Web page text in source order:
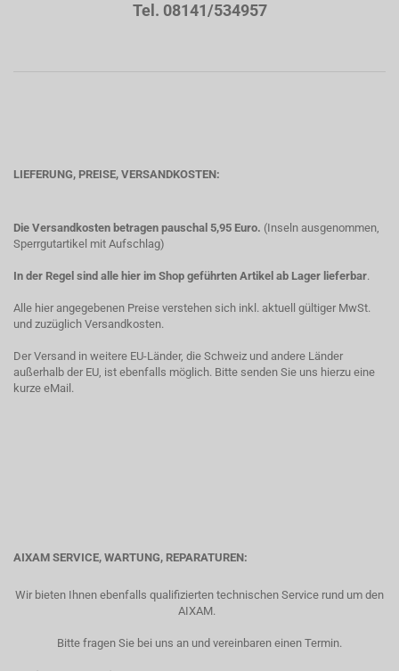
Tel. 08141/534957
LIEFERUNG, PREISE, VERSANDKOSTEN:
Die Versandkosten betragen pauschal 5,95 Euro. (Inseln ausgenommen,
Sperrgutartikel mit Aufschlag)
In der Regel sind alle hier im Shop geführten Artikel ab Lager lieferbar.
Alle hier angegebenen Preise verstehen sich inkl. aktuell gültiger MwSt.
und zuzüglich Versandkosten.
Der Versand in weitere EU-Länder, die Schweiz und andere Länder
außerhalb der EU, ist ebenfalls möglich. Bitte senden Sie uns hierzu eine
kurze eMail.
AIXAM SERVICE, WARTUNG, REPARATUREN:
Wir bieten Ihnen ebenfalls qualifizierten technischen Service rund um den
AIXAM.
Bitte fragen Sie bei uns an und vereinbaren einen Termin.